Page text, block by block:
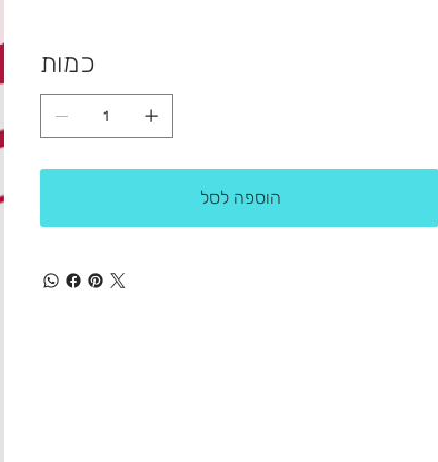
כמות
הוספה לסל